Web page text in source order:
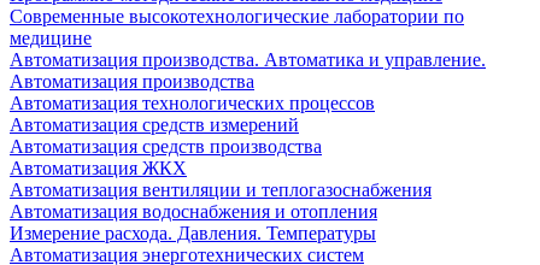
Современные высокотехнологические лаборатории по
медицине
Автоматизация производства. Автоматика и управление.
Автоматизация производства
Автоматизация технологических процессов
Автоматизация средств измерений
Автоматизация средств производства
Автоматизация ЖКХ
Автоматизация вентиляции и теплогазоснабжения
Автоматизация водоснабжения и отопления
Измерение расхода. Давления. Температуры
Автоматизация энерготехнических систем